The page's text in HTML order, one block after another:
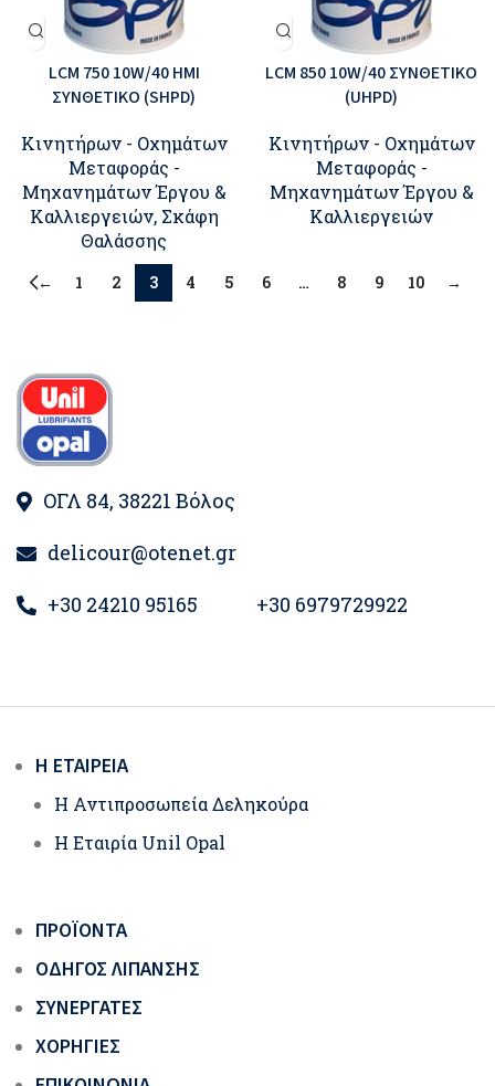
LCM 750 10W/40 ΗΜΙ
ΣΥΝΘΕΤΙΚΟ (SHPD)
Κινητήρων - Οχημάτων
Μεταφοράς -
Μηχανημάτων Έργου &
Καλλιεργειών, Σκάφη
Θαλάσσης
LCM 850 10W/40 ΣΥΝΘΕΤΙΚΟ
(UHPD)
Κινητήρων - Οχημάτων
Μεταφοράς -
Μηχανημάτων Έργου &
Καλλιεργειών
← 1 2 3 4 5 6 … 8 9 10 →
ΟΓΛ 84, 38221 Βόλος
delicour@otenet.gr
+30 24210 95165
+30 6979729922
Η ΕΤΑΙΡΕΊΑ
Η Αντιπροσωπεία Δεληκούρα
Η Εταιρία Unil Opal
ΠΡΟΪΌΝΤΑ
ΟΔΗΓΌΣ ΛΊΠΑΝΣΗΣ
ΣΥΝΕΡΓΆΤΕΣ
ΧΟΡΗΓΊΕΣ